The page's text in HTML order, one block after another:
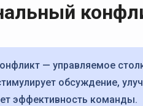
обсуждение,
эффективность команды.